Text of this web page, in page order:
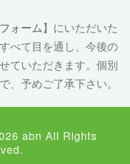
ォーム 】にいただいた
べて目を通し、今後の
ていただきます。個別
、予めご了承下さい。
abn All Rights